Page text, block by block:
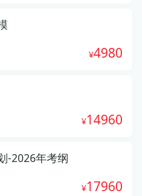
4980
14960
-2026年考纲
17960